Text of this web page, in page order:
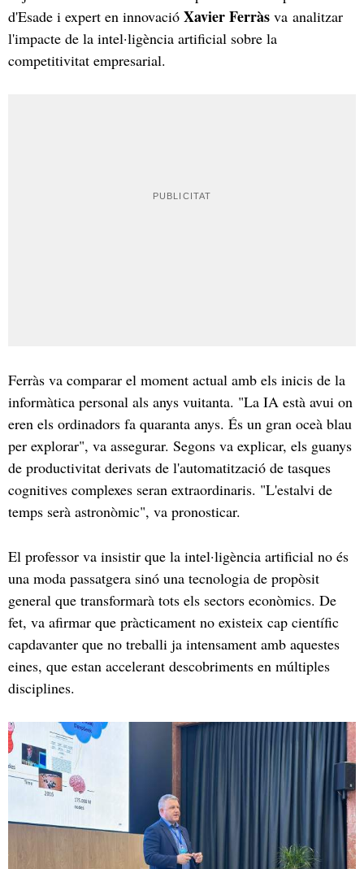
d'Esade i expert en innovació Xavier Ferràs va analitzar
l'impacte de la intel·ligència artificial sobre la
competitivitat empresarial.
Ferràs va comparar el moment actual amb els inicis de la
informàtica personal als anys vuitanta. "La IA està avui on
eren els ordinadors fa quaranta anys. És un gran oceà blau
per explorar", va assegurar. Segons va explicar, els guanys
de productivitat derivats de l'automatització de tasques
cognitives complexes seran extraordinaris. "L'estalvi de
temps serà astronòmic", va pronosticar.
El professor va insistir que la intel·ligència artificial no és
una moda passatgera sinó una tecnologia de propòsit
general que transformarà tots els sectors econòmics. De
fet, va afirmar que pràcticament no existeix cap científic
capdavanter que no treballi ja intensament amb aquestes
eines, que estan accelerant descobriments en múltiples
disciplines.